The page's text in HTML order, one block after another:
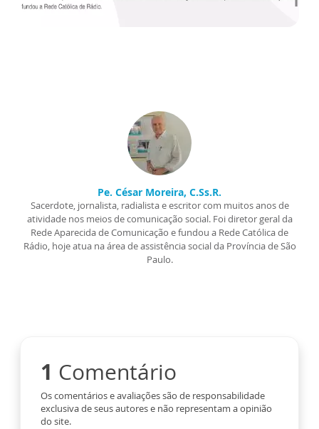
Pe. César Moreira, C.Ss.R.
Sacerdote, jornalista, radialista e escritor com muitos anos de
atividade nos meios de comunicação social. Foi diretor geral da
Rede Aparecida de Comunicação e fundou a Rede Católica de
Rádio, hoje atua na área de assistência social da Província de São
Paulo.
1 Comentário
Os comentários e avaliações são de responsabilidade
exclusiva de seus autores e não representam a opinião
do site.